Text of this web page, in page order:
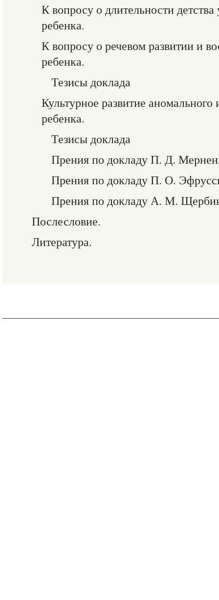
К вопросу о длительности детства
ребенка.
К вопросу о речевом развитии и
ребенка.
Тезисы доклада
Культурное развитие
ребенка.
Тезисы доклада
Прения по докладу П. Д.
Прения по докладу П. О.
Прения по докладу А. М.
Послесловие.
Литература.